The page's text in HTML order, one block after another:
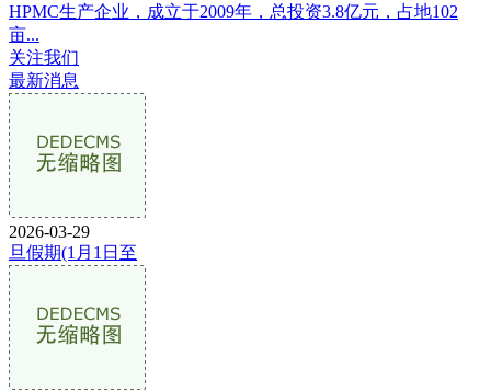
HPMC生产企业，成立于2009年，总投资3.8亿元，占地102
亩...
关注我们
最新消息
2026-03-29
旦假期(1月1日至